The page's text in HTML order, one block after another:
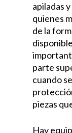
apiladas
quienes
de la
parte
cuando
piezas
Hay